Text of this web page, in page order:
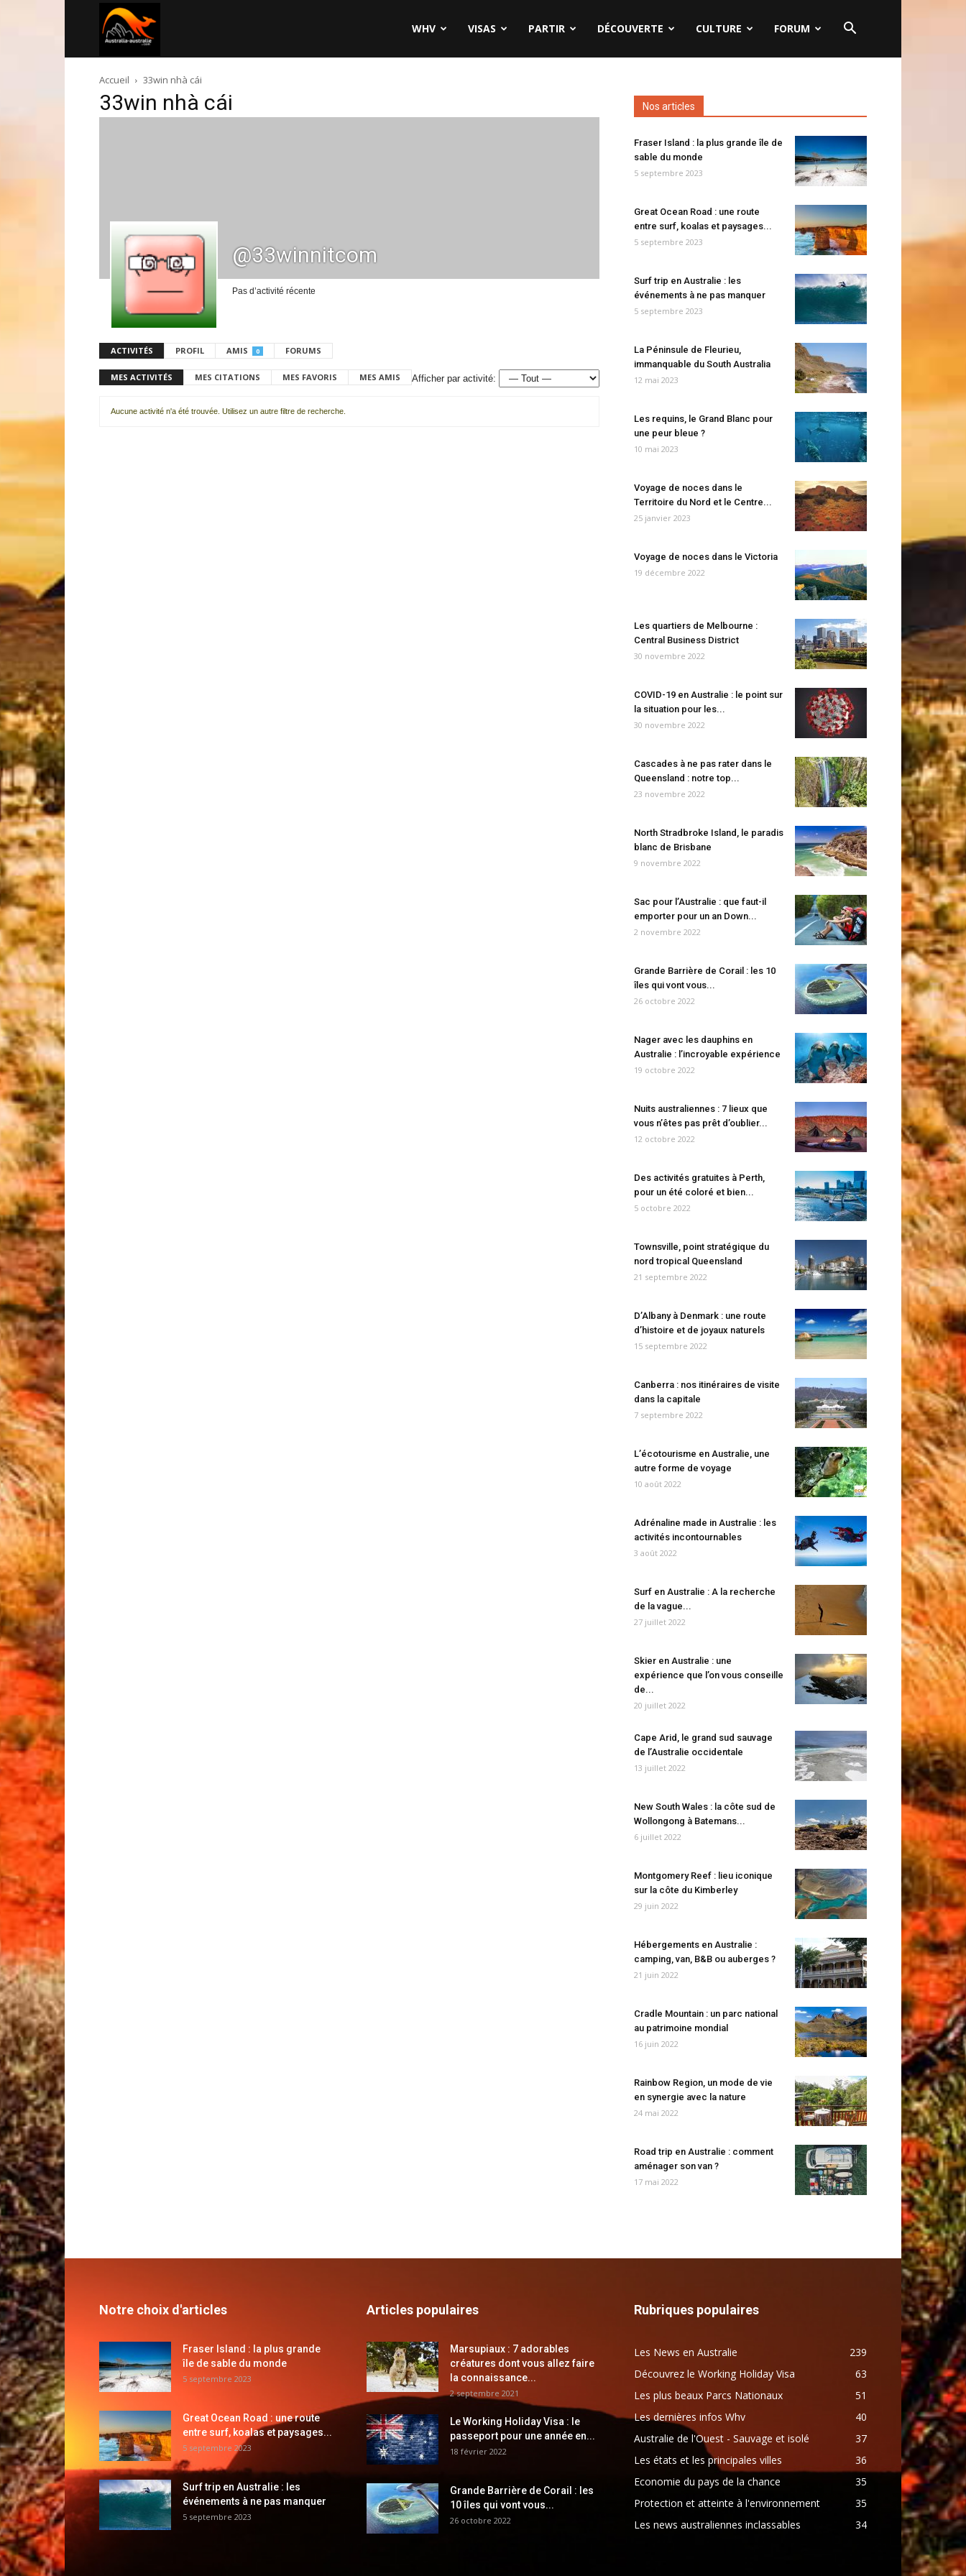
australie.com
WHV VISAS PARTIR DÉCOUVERTE CULTURE FORUM
Accueil 33win nhà cái
33win nhà cái
@33winnitcom
Pas d’activité récente
ACTIVITÉS PROFIL AMIS 0 FORUMS
MES ACTIVITÉS MES CITATIONS MES FAVORIS MES AMIS Afficher par activité:
Aucune activité n'a été trouvée. Utilisez un autre filtre de recherche.
Nos articles
Fraser Island : la plus grande île de
sable du monde
5 septembre 2023
Great Ocean Road : une route
entre surf, koalas et paysages...
5 septembre 2023
Surf trip en Australie : les
événements à ne pas manquer
5 septembre 2023
La Péninsule de Fleurieu,
immanquable du South Australia
12 mai 2023
Les requins, le Grand Blanc pour
une peur bleue ?
10 mai 2023
Voyage de noces dans le
Territoire du Nord et le Centre...
25 janvier 2023
Voyage de noces dans le Victoria
19 décembre 2022
Les quartiers de Melbourne :
Central Business District
30 novembre 2022
COVID-19 en Australie : le point sur
la situation pour les...
30 novembre 2022
Cascades à ne pas rater dans le
Queensland : notre top...
23 novembre 2022
North Stradbroke Island, le paradis
blanc de Brisbane
9 novembre 2022
Sac pour l’Australie : que faut-il
emporter pour un an Down...
2 novembre 2022
Grande Barrière de Corail : les 10
îles qui vont vous...
26 octobre 2022
Nager avec les dauphins en
Australie : l’incroyable expérience
19 octobre 2022
Nuits australiennes : 7 lieux que
vous n’êtes pas prêt d’oublier...
12 octobre 2022
Des activités gratuites à Perth,
pour un été coloré et bien...
5 octobre 2022
Townsville, point stratégique du
nord tropical Queensland
21 septembre 2022
D’Albany à Denmark : une route
d’histoire et de joyaux naturels
15 septembre 2022
Canberra : nos itinéraires de visite
dans la capitale
7 septembre 2022
L’écotourisme en Australie, une
autre forme de voyage
10 août 2022
Adrénaline made in Australie : les
activités incontournables
3 août 2022
Surf en Australie : A la recherche
de la vague...
27 juillet 2022
Skier en Australie : une
expérience que l’on vous conseille
de...
20 juillet 2022
Cape Arid, le grand sud sauvage
de l’Australie occidentale
13 juillet 2022
New South Wales : la côte sud de
Wollongong à Batemans...
6 juillet 2022
Montgomery Reef : lieu iconique
sur la côte du Kimberley
29 juin 2022
Hébergements en Australie :
camping, van, B&B ou auberges ?
21 juin 2022
Cradle Mountain : un parc national
au patrimoine mondial
16 juin 2022
Rainbow Region, un mode de vie
en synergie avec la nature
24 mai 2022
Road trip en Australie : comment
aménager son van ?
17 mai 2022
Notre choix d'articles
Fraser Island : la plus grande
île de sable du monde
5 septembre 2023
Great Ocean Road : une route
entre surf, koalas et paysages...
5 septembre 2023
Surf trip en Australie : les
événements à ne pas manquer
5 septembre 2023
Articles populaires
Marsupiaux : 7 adorables
créatures dont vous allez faire
la connaissance...
2 septembre 2021
Le Working Holiday Visa : le
passeport pour une année en...
18 février 2022
Grande Barrière de Corail : les
10 îles qui vont vous...
26 octobre 2022
Rubriques populaires
Les News en Australie
239
Découvrez le Working Holiday Visa
63
Les plus beaux Parcs Nationaux
51
Les dernières infos Whv
40
Australie de l'Ouest - Sauvage et isolé
37
Les états et les principales villes
36
Economie du pays de la chance
35
Protection et atteinte à l'environnement
35
Les news australiennes inclassables
34